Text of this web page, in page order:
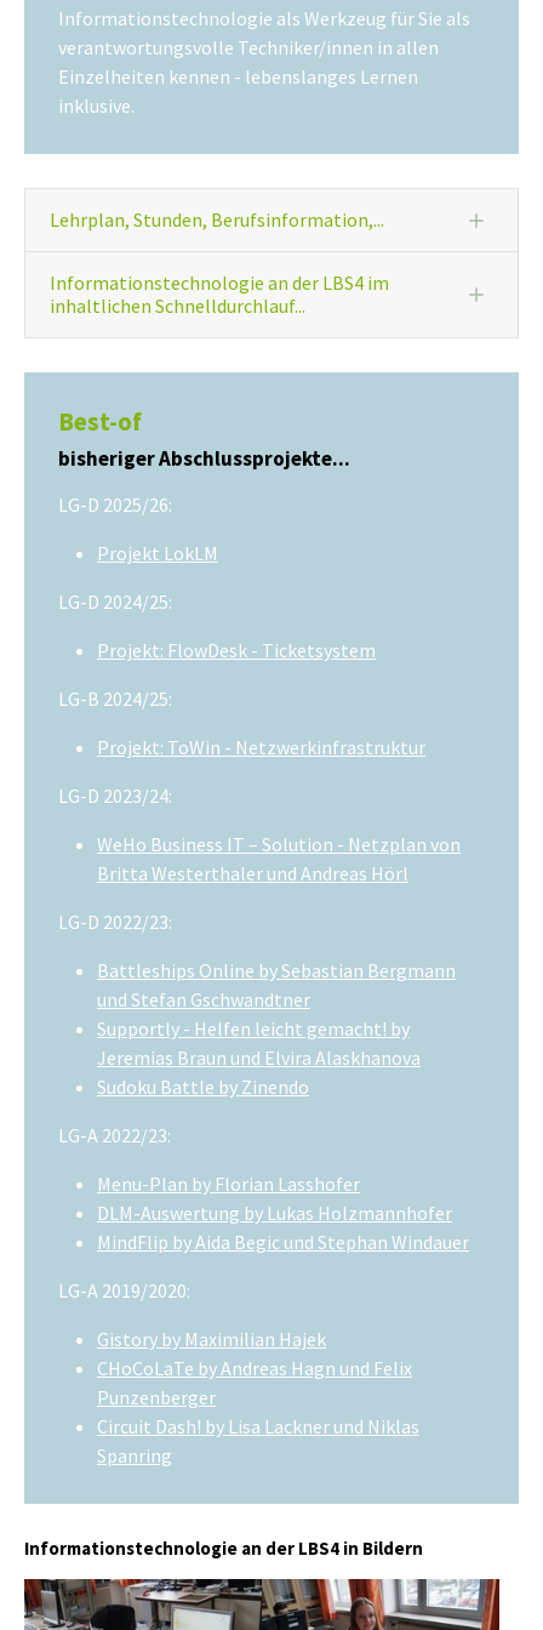
Informationstechnologie als Werkzeug für Sie als
verantwortungsvolle Techniker/innen in allen
Einzelheiten kennen - lebenslanges Lernen
inklusive.
Lehrplan, Stunden, Berufsinformation,...
Informationstechnologie an der LBS4 im
inhaltlichen Schnelldurchlauf...
Best-of
bisheriger Abschlussprojekte...
LG-D 2025/26:
Projekt LokLM
LG-D 2024/25:
Projekt: FlowDesk - Ticketsystem
LG-B 2024/25:
Projekt: ToWin - Netzwerkinfrastruktur
LG-D 2023/24:
WeHo Business IT – Solution - Netzplan von
Britta Westerthaler und Andreas Hörl
LG-D 2022/23:
Battleships Online by Sebastian Bergmann
und Stefan Gschwandtner
Supportly - Helfen leicht gemacht! by
Jeremias Braun und Elvira Alaskhanova
Sudoku Battle by Zinendo
LG-A 2022/23:
Menu-Plan by Florian Lasshofer
DLM-Auswertung by Lukas Holzmannhofer
MindFlip by Aida Begic und Stephan Windauer
LG-A 2019/2020:
Gistory by Maximilian Hajek
CHoCoLaTe by Andreas Hagn und Felix
Punzenberger
Circuit Dash! by Lisa Lackner und Niklas
Spanring
Informationstechnologie an der LBS4 in Bildern
Show larger version Show larger version